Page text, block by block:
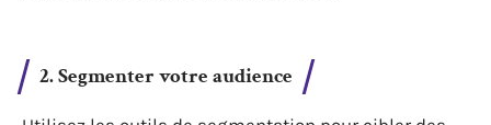
2. Segmenter votre audience